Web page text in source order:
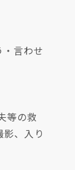
・言わせ
等の救
、入り